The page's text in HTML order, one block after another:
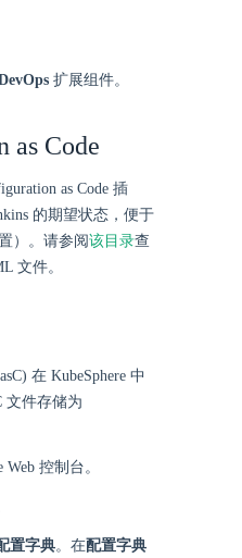
扩展组件。
as Code
as Code 插
的期望状态，便于
）。请参阅该目录查
文件。
在 KubeSphere 中
文件存储为
控制台。
置字典。在配置字典